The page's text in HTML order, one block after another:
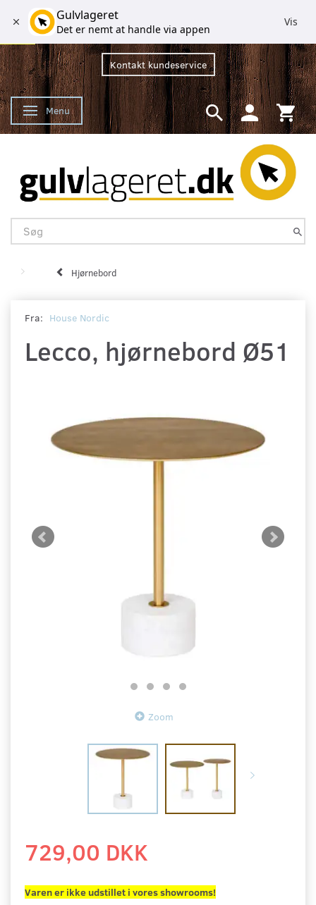
Kontakt kundeservice
Skifte navigation
Menu
Hjørnebord
Fra: House Nordic
Lecco, hjørnebord Ø51
Zoom
729,00 DKK
Varen er ikke udstillet i vores showrooms!
Gulvlageret
Det er nemt at handle via appen
Vis